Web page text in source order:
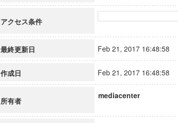
アクセス条件
最終更新日 Feb 21, 2017 16:48:58
作成日 Feb 21, 2017 16:48:58
所有者
mediacenter